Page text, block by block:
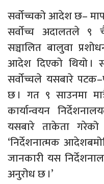
सर्वोच्चको आदेश छ–
सर्वाेच्च अदालतले ९
सञ्चालित बालुवा
आदेश दिएको थियो ।
सर्वोच्चले यसबारे
छ । गत ९ साउनमा
कार्यान्वयन
यसबारे ताकेता
‘निर्देशनात्मक
जानकारी यस
अनुरोध छ ।’